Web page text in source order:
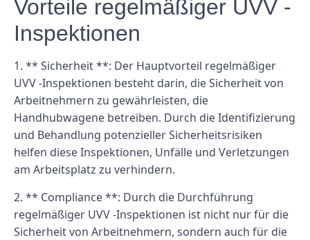
Vorteile regelmäßiger UVV -
Inspektionen
1. ** Sicherheit **: Der Hauptvorteil regelmäßiger
UVV -Inspektionen besteht darin, die Sicherheit von
Arbeitnehmern zu gewährleisten, die
Handhubwagene betreiben. Durch die Identifizierung
und Behandlung potenzieller Sicherheitsrisiken
helfen diese Inspektionen, Unfälle und Verletzungen
am Arbeitsplatz zu verhindern.
2. ** Compliance **: Durch die Durchführung
regelmäßiger UVV -Inspektionen ist nicht nur für die
Sicherheit von Arbeitnehmern, sondern auch für die